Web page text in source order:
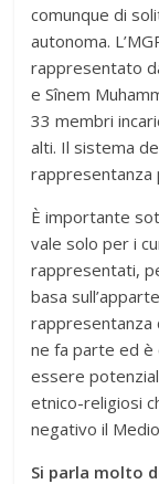
comunque di
autonoma.
rappresentato
e Sînem
33 membri
alti. Il sistema
rappresentanza
È importante
vale solo per i
rappresentati,
basa
rappresentanza
ne fa parte ed è
essere
etnico-religiosi
negativo il
Si parla molto